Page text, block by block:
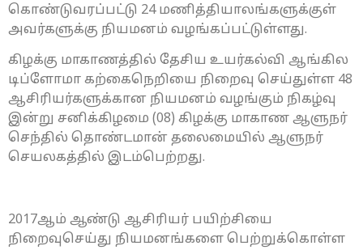
கொண்டுவரப்பட்டு 24 மணித்தியாலங்களுக்குள்
அவர்களுக்கு நியமனம் வழங்கப்பட்டுள்ளது.
கிழக்கு மாகாணத்தில் தேசிய உயர்கல்வி ஆங்கில
டிப்ளோமா கற்கைநெறியை நிறைவு செய்துள்ள 48
ஆசிரியர்களுக்கான நியமனம் வழங்கும் நிகழ்வு
இன்று சனிக்கிழமை (08) கிழக்கு மாகாண ஆளுநர்
செந்தில் தொண்டமான் தலைமையில் ஆளுநர்
செயலகத்தில் இடம்பெற்றது.
2017ஆம் ஆண்டு ஆசிரியர் பயிற்சியை
நிறைவுசெய்து நியமனங்களை பெற்றுக்கொள்ள